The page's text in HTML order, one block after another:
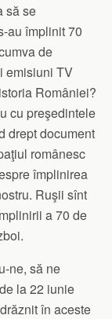
să se
au împlinit 70
de
emisiuni TV
României?
cu preşedintele
drept document
românesc
împlinirea
Ruşii sînt
a 70 de
ne, să ne
la 22 iunie
în aceste